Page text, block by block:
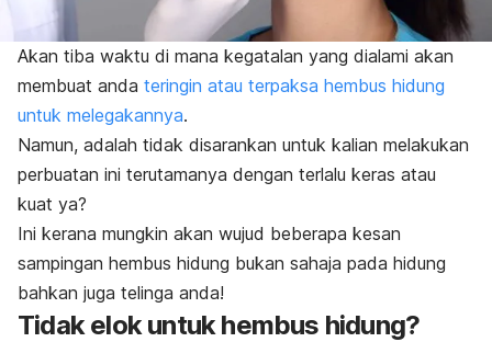
Akan tiba waktu di mana kegatalan yang dialami akan
membuat anda teringin atau terpaksa hembus hidung
untuk melegakannya.
Namun, adalah tidak disarankan untuk kalian melakukan
perbuatan ini terutamanya dengan terlalu keras atau
kuat ya?
Ini kerana mungkin akan wujud beberapa kesan
sampingan hembus hidung bukan sahaja pada hidung
bahkan juga telinga anda!
Tidak elok untuk hembus hidung?